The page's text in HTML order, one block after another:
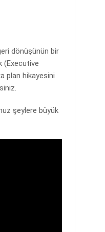
dönüşünün bir
(Executive
plan hikayesini
şeylere büyük